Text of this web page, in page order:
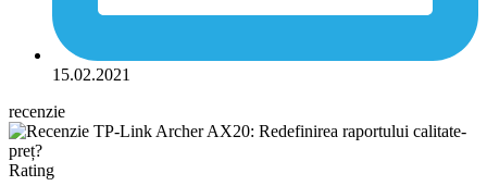
15.02.2021
recenzie
Rating